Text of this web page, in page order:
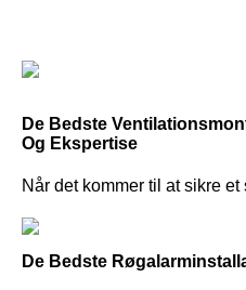
De Bedste
Og Ekspertise
Når det kommer til at sikre
De Bedste